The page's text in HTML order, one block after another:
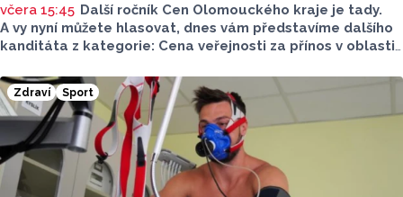
včera 15:45 Další ročník Cen Olomouckého kraje je tady.
A vy nyní můžete hlasovat, dnes vám představíme dalšího
kanditáta z kategorie: Cena veřejnosti za přínos v oblasti
v kategorii: Významný počin v ochraně životního prostředí -
právnická osoba.
Zdraví Sport